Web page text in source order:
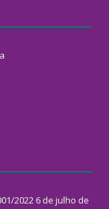
2022 6 de julho de